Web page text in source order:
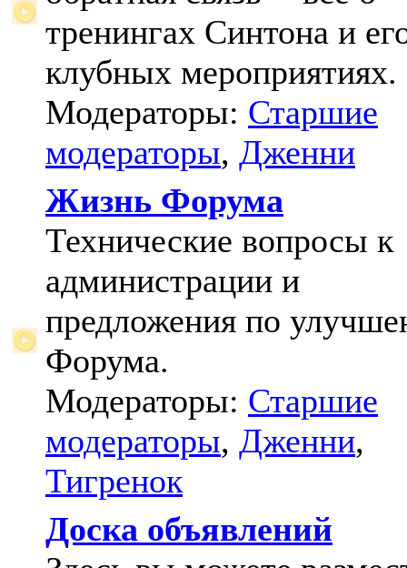
тренингах Синтона и
клубных мероприятиях.
Модераторы: Старшие
модераторы, Дженни
Жизнь Форума
Технические вопросы к
администрации и
предложения по
Форума.
Модераторы: Старшие
модераторы, Дженни,
Тигренок
Доска объявлений